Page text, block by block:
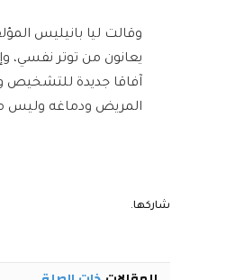
وقالت ليا بانيليس
يعانون من توتر نفسي،
آفاقا جديدة للتشخيص
المريض ودماغه وليس
شاركها.